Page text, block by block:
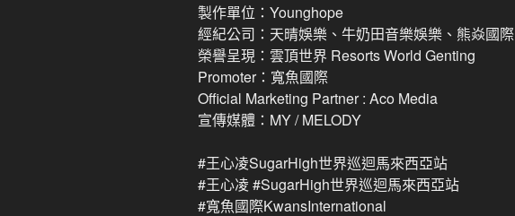
製作單位：Younghope
經紀公司：天晴娛樂、牛奶田音樂娛樂、熊焱國際
榮譽呈現：雲頂世界 Resorts World Genting
Promoter：寬魚國際
Official Marketing Partner : Aco Media
宣傳媒體：MY / MELODY
#王心凌SugarHigh世界巡迴馬來西亞站
#王心凌 #SugarHigh世界巡迴馬來西亞站
#寬魚國際KwansInternational